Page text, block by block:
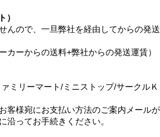
）
んので、一旦弊社を経由してからの発送
カーからの送料+弊社からの発送運賃）
リーマート/ミニストップ/サークルＫ
客様宛にお支払い方法のご案内メールが
沿ってお手続きください。